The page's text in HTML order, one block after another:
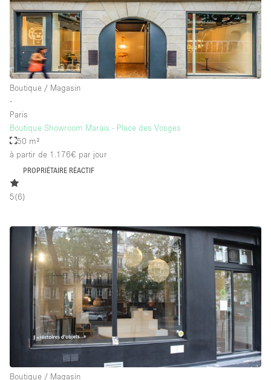
Boutique / Magasin
∙
Paris
Boutique Showroom Marais - Place des Vosges
50 m²
à partir de 1.176€ par jour
PROPRIÉTAIRE RÉACTIF
5(6)
Boutique / Magasin